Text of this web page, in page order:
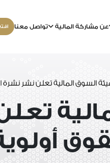
عن مشاركة المالية تواصل معنا
السوق المالية تعلن نشر نشرة